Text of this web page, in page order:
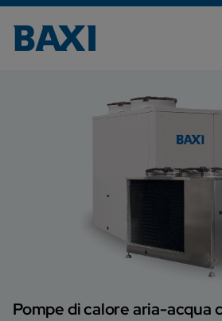
PBM-HT
Pompe di calore aria-acqua